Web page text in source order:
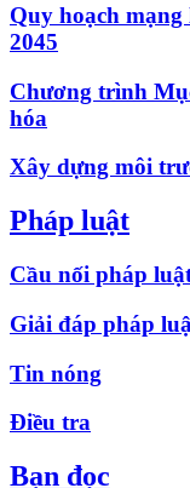
Quy hoạch
2045
Chương trình
hóa
Xây dựng môi
Pháp luật
Cầu nối pháp
Giải đáp pháp
Tin nóng
Điều tra
Bạn đọc